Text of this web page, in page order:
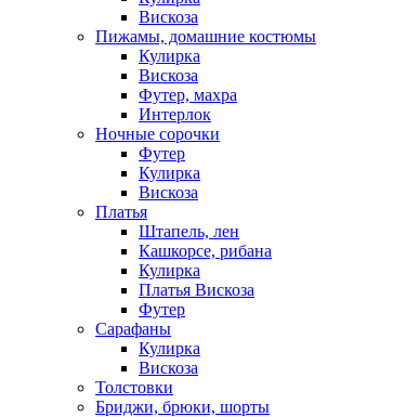
Вискоза
Пижамы, домашние костюмы
Кулирка
Вискоза
Футер, махра
Интерлок
Ночные сорочки
Футер
Кулирка
Вискоза
Платья
Штапель, лен
Кашкорсе, рибана
Кулирка
Платья Вискоза
Футер
Сарафаны
Кулирка
Вискоза
Толстовки
Бриджи, брюки, шорты